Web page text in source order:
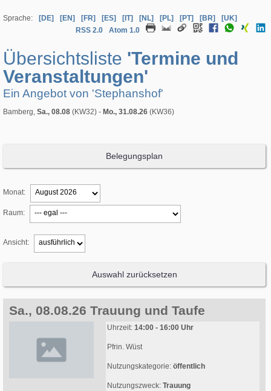
Sprache: [DE] [EN] [FR] [ES] [IT] [NL] [PL] [PT] [BR]
[UK]
RSS 2.0
Atom 1.0
Übersichtsliste 'Termine und
Veranstaltungen'
Ein Angebot von 'Stephanshof'
Bamberg, Sa., 08.08 (KW32) - Mo., 31.08.26 (KW36)
Belegungsplan
Monat:
Raum:
Ansicht:
Auswahl zurücksetzen
Sa., 08.08.26 Trauung und Taufe
Uhrzeit: 14:00 - 16:00 Uhr
Pfrin. Wüst
Nutzungskategorie: öffentlich
Nutzungszweck: Trauung